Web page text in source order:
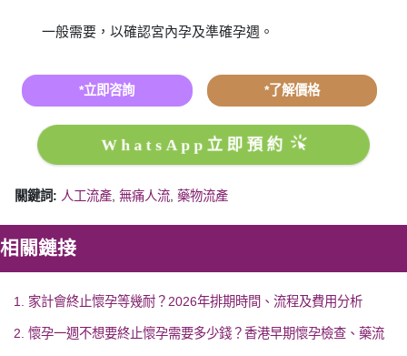
一般需要，以確認宮內孕及準確孕週。
*立即咨詢 *了解價格
WhatsApp立即預約
關鍵詞: 人工流產 無痛人流 藥物流產
相關鏈接
1. 家計會終止懷孕等幾耐？2026年排期時間、流程及費用分析
2. 懷孕一週不想要終止懷孕需要多少錢？香港早期懷孕檢查、藥流